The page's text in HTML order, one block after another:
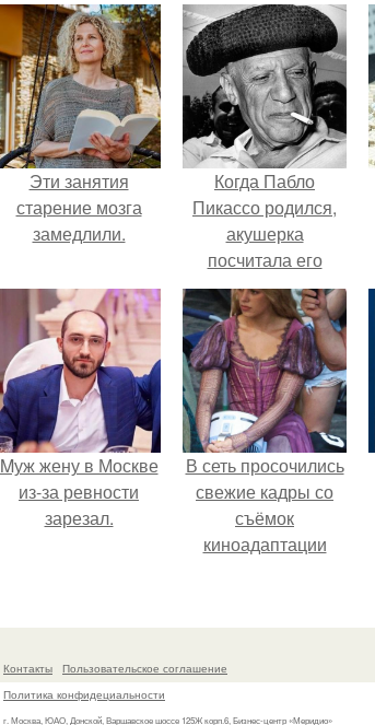
Эти занятия
старение мозга
замедлили.
Когда Пабло
Пикассо родился,
акушерка
посчитала его
мертворожденным.
Mуж жену в Москве
из-за ревности
зарезал.
В сеть просочились
свежие кадры со
съёмок
киноадаптации
моментально
приковано к Тиган
Контакты
Пользовательское соглашение
Политика конфидециальности
г. Москва, ЮАО, Донской, Варшавское шоссе 125Ж корп.6, Бизнес-центр «Меридио»